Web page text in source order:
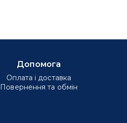
Допомога
Оплата і доставка
Повернення та обмін